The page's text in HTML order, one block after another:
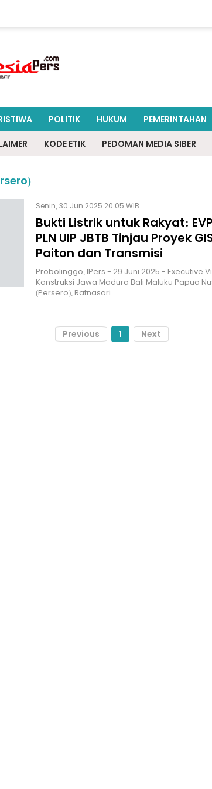
POLITIK HUKUM PEMERINTAHAN
KODE ETIK PEDOMAN MEDIA SIBER
Senin, 30 Jun 2025 20:05 WIB
Bukti Listrik untuk Rakyat:
PLN UIP JBTB Tinjau Proyek
Paiton dan Transmisi
Probolinggo, IPers - 29 Juni 2025 - Executive
Konstruksi Jawa Madura Bali Maluku Papua
(Persero), Ratnasari…
Previous 1 Next